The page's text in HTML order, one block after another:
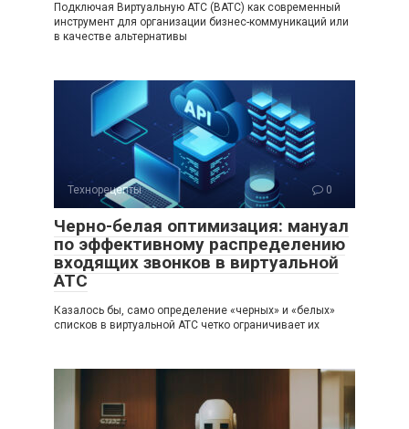
Подключая Виртуальную АТС (ВАТС) как современный
инструмент для организации бизнес-коммуникаций или
в качестве альтернативы
Технорецепты 0
Черно-белая оптимизация: мануал
по эффективному распределению
входящих звонков в виртуальной
АТС
Казалось бы, само определение «черных» и «белых»
списков в виртуальной АТС четко ограничивает их